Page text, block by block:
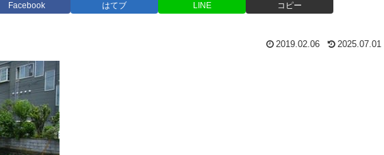
Facebook はてブ LINE コピー
2019.02.06 2025.07.01